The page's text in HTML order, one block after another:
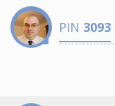
PIN 3093